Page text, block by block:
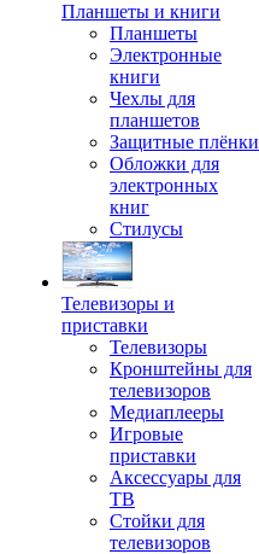
Планшеты и книги
Планшеты
Электронные
книги
Чехлы для
планшетов
Защитные плёнки
Обложки для
электронных
книг
Стилусы
Телевизоры и
приставки
Телевизоры
Кронштейны для
телевизоров
Медиаплееры
Игровые
приставки
Аксессуары для
ТВ
Стойки для
телевизоров